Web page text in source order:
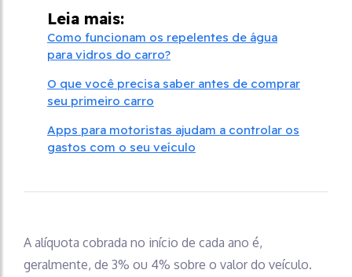
Leia mais:
Como funcionam os repelentes de água
para vidros do carro?
O que você precisa saber antes de comprar
seu primeiro carro
Apps para motoristas ajudam a controlar os
gastos com o seu veículo
A alíquota cobrada no início de cada ano é,
geralmente, de 3% ou 4% sobre o valor do veículo.